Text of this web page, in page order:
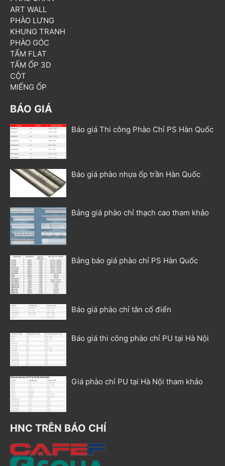
ART WALL
PHÀO LƯNG
KHUNG TRANH
PHÀO GÓC
TẤM FLAT
TẤM ỐP 3D
CỘT
MIẾNG ỐP
BÁO GIÁ
Báo giá Thi công Phào Chỉ PS Hàn Quốc
Báo giá phào nhựa ốp trần Hàn Quốc
Bảng giá phào chỉ thạch cao tham khảo
Bảng báo giá phào chỉ PS Hàn Quốc
Báo giá phào chỉ tân cổ điển
Báo giá thi công phào chỉ PU tại Hà Nội
Giá phào chỉ PU tại Hà Nội tham khảo
HNC TRÊN BÁO CHÍ